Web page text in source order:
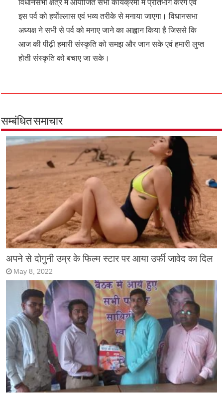
विधानसभा क्षेत्र में आयोजित सभी कार्यक्रमों में प्रतिभाग करेंगे एवं
इस पर्व को हर्षोल्लास एवं भव्य तरीके से मनाया जाएगा। विधानसभा
अध्यक्ष ने सभी से पर्व को मनाए जाने का आह्वान किया है जिससे कि
आज की पीढ़ी हमारी संस्कृति को समझ और जान सके एवं हमारी लुप्त
होती संस्कृति को बचाए जा सके।
सम्बंधित समाचार
अपने से दोगुनी उम्र के फिल्म स्टार पर आया उर्फी जावेद का दिल
May 8, 2022